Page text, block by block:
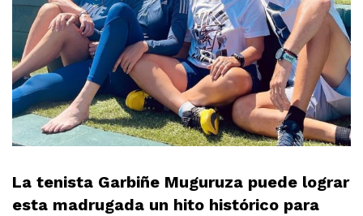
La tenista Garbiñe Muguruza puede lograr
esta madrugada un hito histórico para